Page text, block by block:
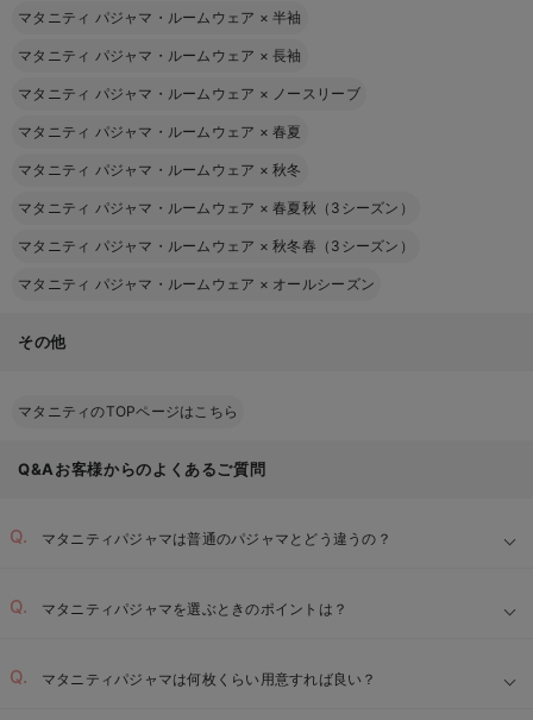
マタニティ パジャマ・ルームウェア ×半袖
マタニティ パジャマ・ルームウェア ×長袖
マタニティ パジャマ・ルームウェア × ノースリーブ
マタニティ パジャマ・ルームウェア ×春夏
マタニティ パジャマ・ルームウェア ×秋冬
マタニティ パジャマ・ルームウェア ×春夏秋（3シーズン）
マタニティ パジャマ・ルームウェア ×秋冬春（3シーズン）
マタニティ パジャマ・ルームウェア × オールシーズン
その他
マタニティのTOPページはこちら
Q&Aお客様からのよくあるご質問
マタニティパジャマは普通のパジャマとどう違うの？
ゆったりとしたサイズと丈：
マタニティパジャマを選ぶときのポイントは？
マタニティパジャマは何枚くらい用意すれば良い？